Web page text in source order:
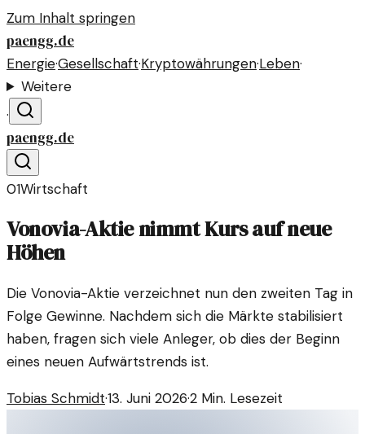
Zum Inhalt springen
paengg.de
Energie·Gesellschaft·Kryptowährungen·Leben·
Weitere
·
paengg.de
01Wirtschaft
Vonovia-Aktie nimmt Kurs auf neue
Höhen
Die Vonovia-Aktie verzeichnet nun den zweiten Tag in
Folge Gewinne. Nachdem sich die Märkte stabilisiert
haben, fragen sich viele Anleger, ob dies der Beginn
eines neuen Aufwärtstrends ist.
Tobias Schmidt·13. Juni 2026·2 Min. Lesezeit